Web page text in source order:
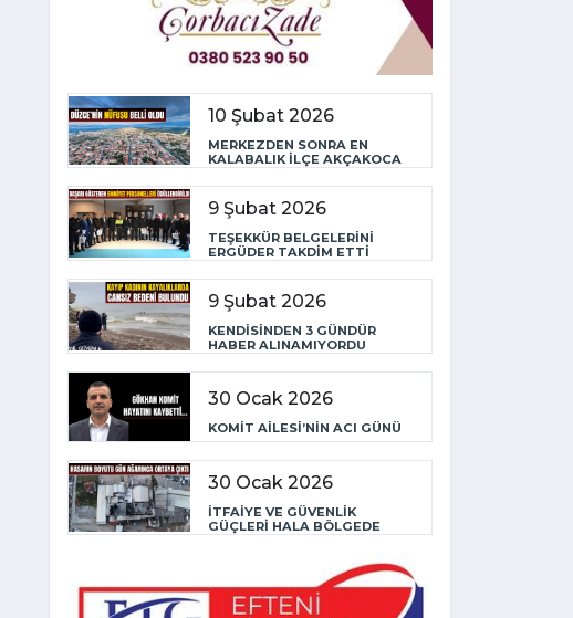
10 Şubat 2026
MERKEZDEN SONRA EN
KALABALIK İLÇE AKÇAKOCA
9 Şubat 2026
TEŞEKKÜR BELGELERİNİ
ERGÜDER TAKDİM ETTİ
9 Şubat 2026
KENDİSİNDEN 3 GÜNDÜR
HABER ALINAMIYORDU
30 Ocak 2026
KOMİT AİLESİ’NİN ACI GÜNÜ
30 Ocak 2026
İTFAİYE VE GÜVENLİK
GÜÇLERİ HALA BÖLGEDE